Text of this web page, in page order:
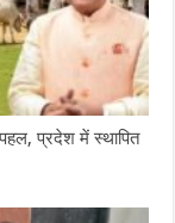
प्रदेश में स्थापित